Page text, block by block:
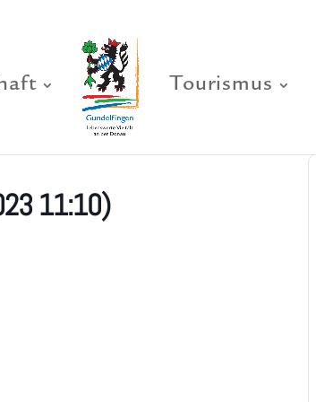
Tourismus
11:10)